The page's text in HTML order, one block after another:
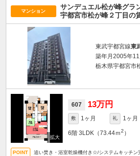
マンション
サンデュエル松が峰グラ
宇都宮市松が峰２丁目の
東武宇都宮線東
築年月2005年
栃木県宇都宮市
607 13万円
敷 1ヶ月 礼 1ヶ月
6階 3LDK（73.44ｍ2 ）
追い焚き・浴室乾燥機付き☆/システムキッチン